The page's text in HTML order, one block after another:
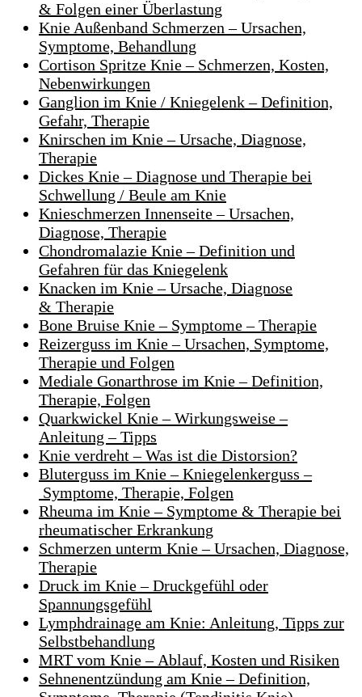
& Folgen einer Überlastung
Knie Außenband Schmerzen – Ursachen,
Symptome, Behandlung
Cortison Spritze Knie – Schmerzen, Kosten,
Nebenwirkungen
Ganglion im Knie / Kniegelenk – Definition,
Gefahr, Therapie
Knirschen im Knie – Ursache, Diagnose,
Therapie
Dickes Knie – Diagnose und Therapie bei
Schwellung / Beule am Knie
Knieschmerzen Innenseite – Ursachen,
Diagnose, Therapie
Chondromalazie Knie – Definition und
Gefahren für das Kniegelenk
Knacken im Knie – Ursache, Diagnose
& Therapie
Bone Bruise Knie – Symptome – Therapie
Reizerguss im Knie – Ursachen, Symptome,
Therapie und Folgen
Mediale Gonarthrose im Knie – Definition,
Therapie, Folgen
Quarkwickel Knie – Wirkungsweise –
Anleitung – Tipps
Knie verdreht – Was ist die Distorsion?
Bluterguss im Knie – Kniegelenkerguss –
Symptome, Therapie, Folgen
Rheuma im Knie – Symptome & Therapie bei
rheumatischer Erkrankung
Schmerzen unterm Knie – Ursachen, Diagnose,
Therapie
Druck im Knie – Druckgefühl oder
Spannungsgefühl
Lymphdrainage am Knie: Anleitung, Tipps zur
Selbstbehandlung
MRT vom Knie – Ablauf, Kosten und Risiken
Sehnenentzündung am Knie – Definition,